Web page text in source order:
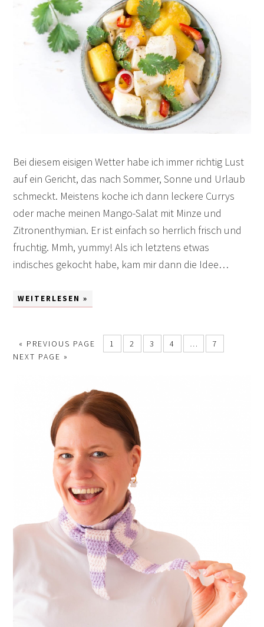
Bei diesem eisigen Wetter habe ich immer richtig Lust
auf ein Gericht, das nach Sommer, Sonne und Urlaub
schmeckt. Meistens koche ich dann leckere Currys
oder mache meinen Mango-Salat mit Minze und
Zitronenthymian. Er ist einfach so herrlich frisch und
fruchtig. Mmh, yummy! Als ich letztens etwas
indisches gekocht habe, kam mir dann die Idee…
WEITERLESEN »
« PREVIOUS PAGE 1 2 3 4 …
7
NEXT PAGE »